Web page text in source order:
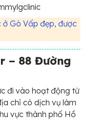
ở Gò Vấp đẹp, được
– 88 Đường
đi vào hoạt động từ
chỉ có dịch vụ làm
vực thành phố Hồ